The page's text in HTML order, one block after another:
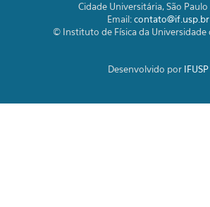
Cidade Universitária, São Paulo
Email:contato@if.usp.br
© Instituto de Física da Universidade
Desenvolvido por IFUSP